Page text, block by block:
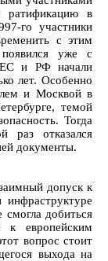
в
го участники
с этим
уже с
ЕС и РФ начали
лет. Особенно
и Москвой в
темой
Тогда
раз отказался
документы.
допуск к
инфраструктуре
добиться
к европейским
вопрос стоит
выхода на